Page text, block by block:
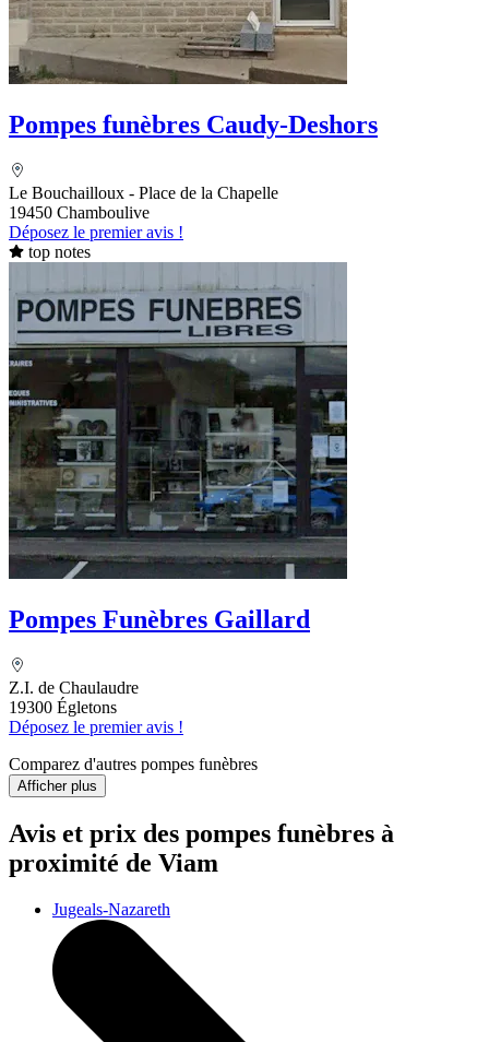
Pompes funèbres Caudy-Deshors
Le Bouchailloux - Place de la Chapelle
19450 Chamboulive
Déposez le premier avis !
top notes
Pompes Funèbres Gaillard
Z.I. de Chaulaudre
19300 Égletons
Déposez le premier avis !
Comparez d'autres pompes funèbres
Afficher plus
Avis et prix des pompes funèbres à
proximité de Viam
Jugeals-Nazareth